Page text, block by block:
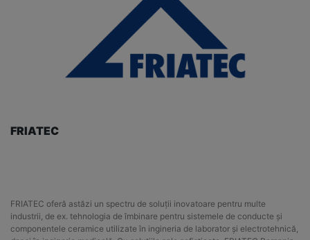
FRIATEC
FRIATEC oferă astăzi un spectru de soluții inovatoare pentru multe
industrii, de ex. tehnologia de îmbinare pentru sistemele de conducte și
componentele ceramice utilizate în ingineria de laborator și electrotehnică,